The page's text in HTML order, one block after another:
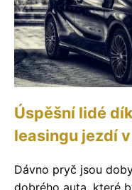
Úspěšní lidé
leasingu jezdí
Dávno pryč jsou
dobrého auta, které